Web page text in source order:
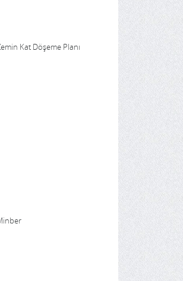
Kat Döşeme Planı